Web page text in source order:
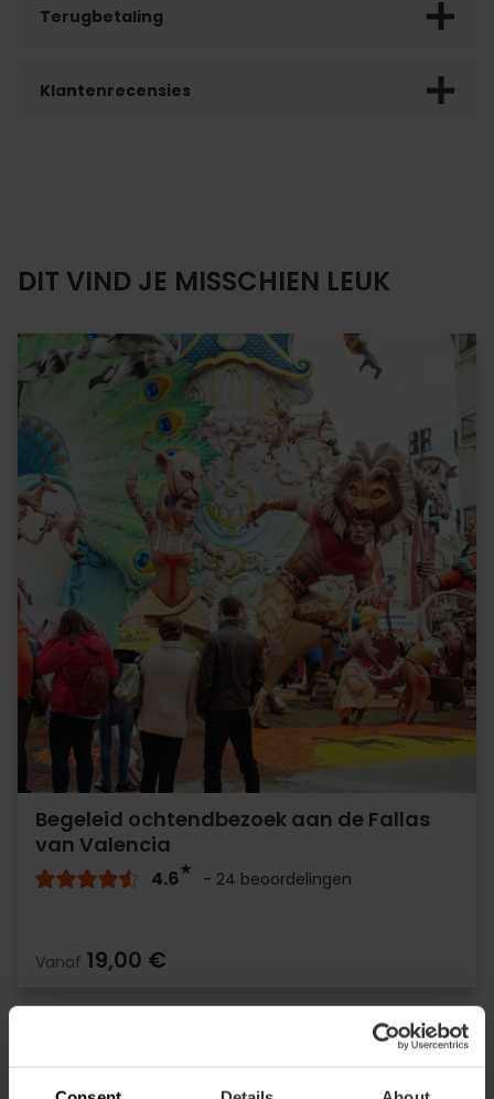
Terugbetaling
Klantenrecensies
DIT VIND JE MISSCHIEN LEUK
Begeleid ochtendbezoek aan de Fallas
van Valencia
4.6 - 24 beoordelingen
Vanaf 19,00 €